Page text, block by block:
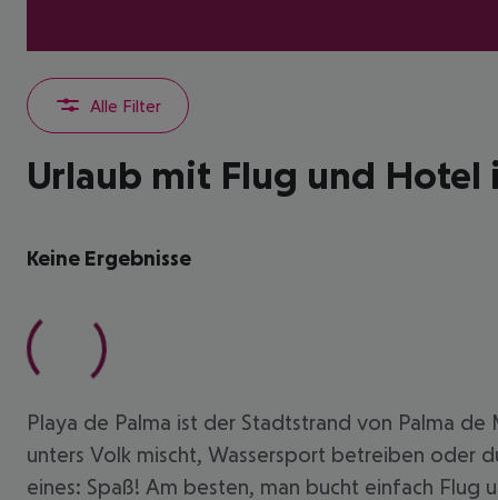
Alle Filter
Urlaub mit Flug und Hotel
Keine Ergebnisse
Playa de Palma ist der Stadtstrand von Palma
unters Volk mischt, Wassersport betreiben oder
eines: Spaß! Am besten, man bucht einfach Flug